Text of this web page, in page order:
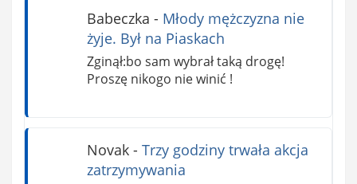
Babeczka - Młody mężczyzna nie
żyje. Był na Piaskach
Zginął:bo sam wybrał taką drogę!
Proszę nikogo nie winić !
Novak- Trzy godziny trwała akcja
zatrzymywania